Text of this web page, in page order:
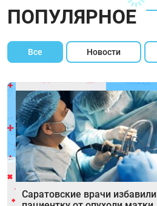
ПОПУЛЯРНОЕ
Все Новости
Саратовские врачи избавили